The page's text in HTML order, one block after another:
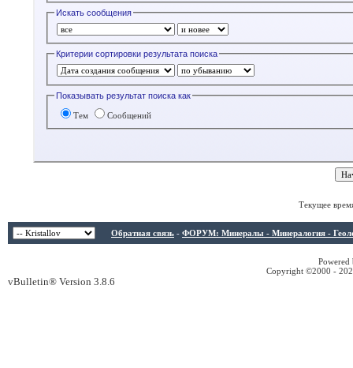
Искать сообщения
Критерии сортировки результата поиска
Показывать результат поиска как
Тем Сообщений
Текущее
Обратная связь - ФОРУМ: Минералы - Минералогия -
Copyright ©2000 -
vBulletin® Version 3.8.6